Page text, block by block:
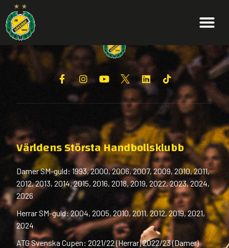
Världens Största Handbollsklubb
Damer SM-guld: 1993, 2000, 2006, 2007, 2009, 2010, 2011,
2012, 2013, 2014, 2015, 2016, 2018, 2019, 2022, 2023, 2024,
2026
Herrar SM-guld: 2004, 2005, 2010, 2011, 2012, 2019, 2021,
2024
ATG Svenska Cupen: 2021/22 (Herrar) 2022/23 (Damer)